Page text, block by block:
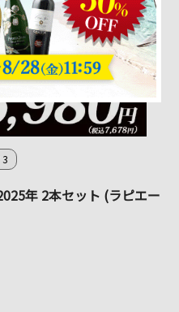
3
年 2本セット (ラピエー